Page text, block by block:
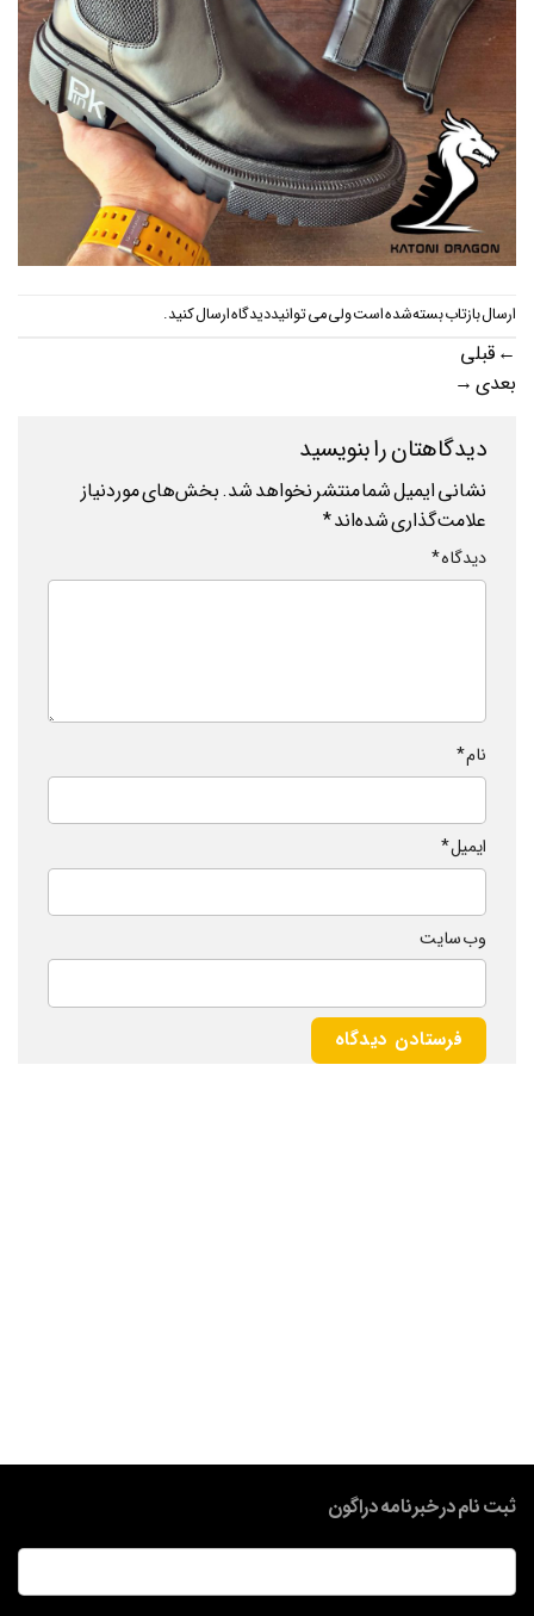
ارسال بازتاب بسته شده است ولی می توانیددیدگاه ارسال کنید.
← قبلی
بعدی →
دیدگاهتان را بنویسید
نشانی ایمیل شما منتشر نخواهد شد.بخش‌های موردنیاز
علامت‌گذاری شده‌اند*
دیدگاه*
نام*
ایمیل*
وب‌ سایت
ثبت نام در خبرنامه دراگون
ایمیل*